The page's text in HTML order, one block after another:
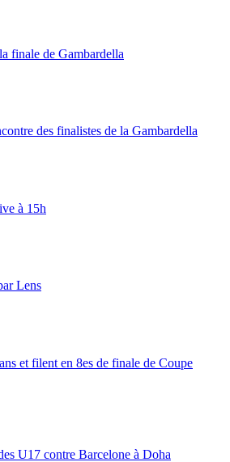
finale de Gambardella
des finalistes de la Gambardella
à 15h
Lens
et filent en 8es de finale de Coupe
U17 contre Barcelone à Doha